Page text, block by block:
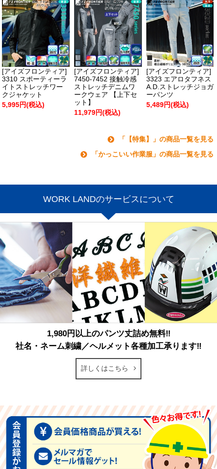
[アイズフロンティア]
3310 スポーティーラ
イトストレッチワー
クジャケット
5,995円(税込)
[アイズフロンティア]
7450-7452 接触冷感
ストレッチデニムワ
ークウェア 【上下セ
ット】
11,979円(税込)
[アイズフロンティア]
3323 エアロタフネス
A.D.ストレッチジョガ
ーパンツ
5,489円(税込)
「【特集】」の商品一覧を見る
「かっこいい作業服」の商品一覧を見る
WORK LANDのサービスについて
1,980円以上のパンツ丈詰め無料‼
社名・ネーム刺繍／ヘルメット各種加工承ります‼
詳しくはこちら